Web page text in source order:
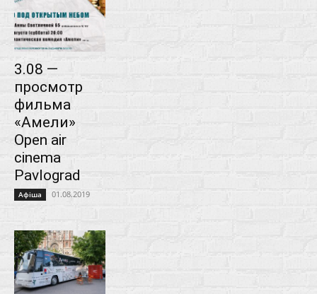
3.08 —
просмотр
фильма
«Амели»
Open air
cinema
Pavlograd
Афіша 01.08.2019